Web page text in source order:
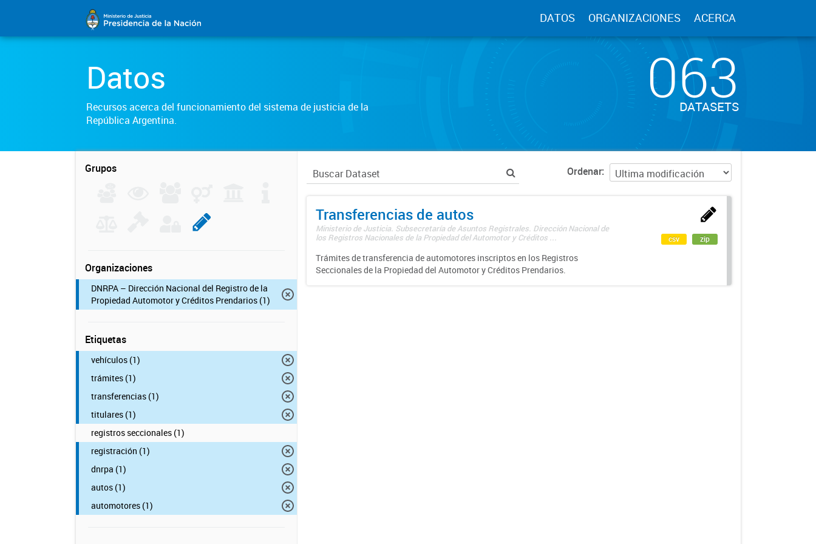
DATOS ORGANIZACIONES ACERCA
Datos
Recursos acerca del funcionamiento del sistema de justicia de la
República Argentina.
063
DATASETS
Grupos
Organizaciones
DNRPA – Dirección Nacional del Registro de la
Propiedad Automotor y Créditos Prendarios (1)
Etiquetas
vehículos (1)
trámites (1)
transferencias (1)
titulares (1)
registros seccionales (1)
registración (1)
dnrpa (1)
autos (1)
automotores (1)
Ordenar
Transferencias de autos
Ministerio de Justicia. Subsecretaría de Asuntos Registrales. Dirección Nacional de
los Registros Nacionales de la Propiedad del Automotor y Créditos ...
Trámites de transferencia de automotores inscriptos en los Registros
Seccionales de la Propiedad del Automotor y Créditos Prendarios.
csv zip